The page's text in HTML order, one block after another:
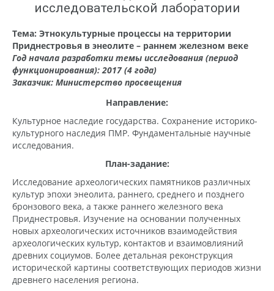
исследовательской лаборатории
Тема: Этнокультурные процессы на территории
Приднестровья в энеолите – раннем железном веке
Год начала разработки темы исследования (период
функционирования): 2017 (4 года)
Заказчик: Министерство просвещения
Направление:
Культурное наследие государства. Сохранение историко-
культурного наследия ПМР. Фундаментальные научные
исследования.
План-задание:
Исследование археологических памятников различных
культур эпохи энеолита, раннего, среднего и позднего
бронзового века, а также раннего железного века
Приднестровья. Изучение на основании полученных
новых археологических источников взаимодействия
археологических культур, контактов и взаимовлияний
древних социумов. Более детальная реконструкция
исторической картины соответствующих периодов жизни
древнего населения региона.